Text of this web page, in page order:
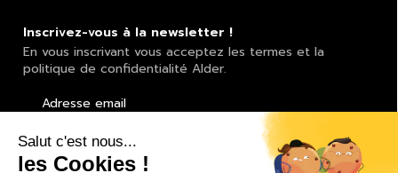
Inscrivez-vous à la newsletter !
En vous inscrivant vous acceptez les termes et la
politique de confidentialité Alder.
Adresse email
à